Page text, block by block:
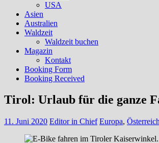
USA
Asien
Australien
Waldzeit
Waldzeit buchen
Magazin
Kontakt
Booking Form
Booking Received
Tirol: Urlaub für die ganze
11. Juni 2020 Editor in Chief Europa, Österreich